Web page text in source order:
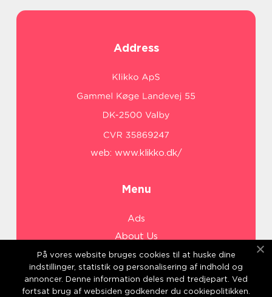
Address
web: www.klikko.dk/
Menu
Ads
About Us
Cookies
Contact
Sitemap
På vores website bruges cookies til at huske dine
indstillinger, statistik og personalisering af indhold og
annoncer. Denne information deles med tredjepart. Ved
fortsat brug af websiden godkender du cookiepolitikken.